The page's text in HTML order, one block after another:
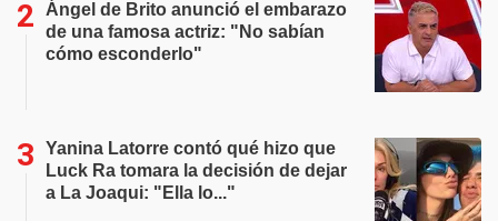
Ángel de Brito anunció el embarazo
de una famosa actriz: "No sabían
cómo esconderlo"
Yanina Latorre contó qué hizo que
Luck Ra tomara la decisión de dejar
a La Joaqui: "Ella lo..."